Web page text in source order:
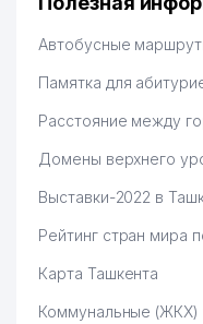
Автобусные
Памятка для
Расстояние между
Домены верхнего
Выставки-2022 в
Рейтинг стран мира
Карта Ташкента
Коммунальные (ЖКХ)